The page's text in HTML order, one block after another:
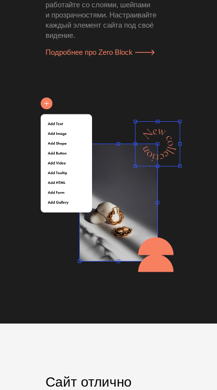
работайте со слоями, шейпами
и прозрачностями. Настраивайте
каждый элемент сайта под своё
видение.
Подробнее про Zero Block
Сайт отлично